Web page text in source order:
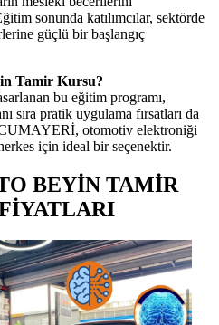
sonunda katılımcılar, sektörde
güçlü bir başlangıç
Tamir Kursu?
bu eğitim programı,
sıra pratik uygulama fırsatları da
otomotiv elektroniği
için ideal bir seçenektir.
BEYİN TAMİR